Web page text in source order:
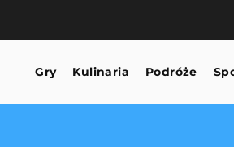
Gry Kulinaria Podróże